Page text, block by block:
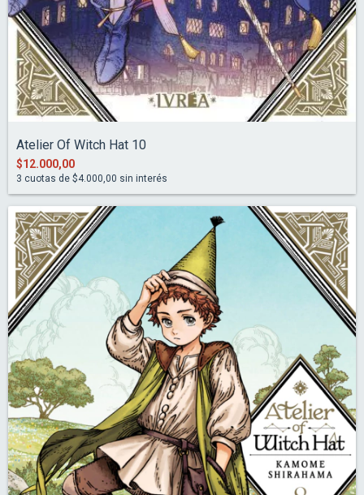
Atelier Of Witch Hat 10
$12.000,00
3 cuotas de $4.000,00 sin interés